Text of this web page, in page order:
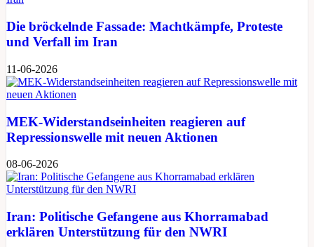
Die bröckelnde Fassade: Machtkämpfe, Proteste
und Verfall im Iran
11-06-2026
MEK-Widerstandseinheiten reagieren auf
Repressionswelle mit neuen Aktionen
08-06-2026
Iran: Politische Gefangene aus Khorramabad
erklären Unterstützung für den NWRI